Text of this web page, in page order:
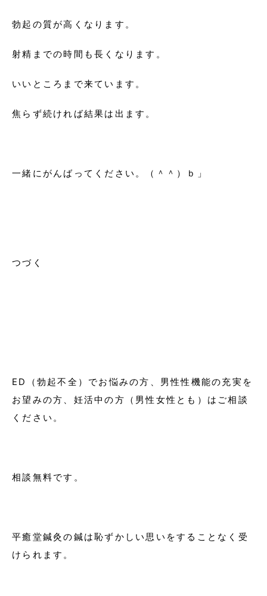
勃起の質が高くなります。
射精までの時間も長くなります。
いいところまで来ています。
焦らず続ければ結果は出ます。
一緒にがんばってください。（＾＾）ｂ」
つづく
ED（勃起不全）でお悩みの方、男性性機能の充実を
お望みの方、妊活中の方（男性女性とも）はご相談
ください。
相談無料です。
平癒堂鍼灸の鍼は恥ずかしい思いをすることなく受
けられます。